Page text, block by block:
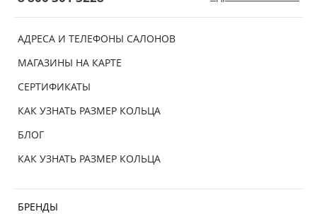
АДРЕСА И ТЕЛЕФОНЫ САЛОНОВ
МАГАЗИНЫ НА КАРТЕ
СЕРТИФИКАТЫ
КАК УЗНАТЬ РАЗМЕР КОЛЬЦА
БЛОГ
КАК УЗНАТЬ РАЗМЕР КОЛЬЦА
БРЕНДЫ